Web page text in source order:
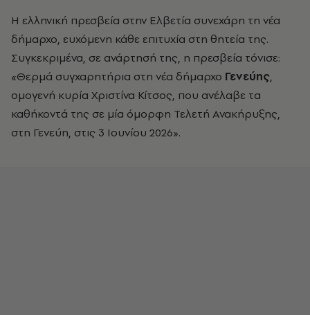
Η ελληνική πρεσβεία στην Ελβετία συνεχάρη τη νέα
δήμαρχο, ευχόμενη κάθε επιτυχία στη θητεία της.
Συγκεκριμένα, σε ανάρτησή της, η πρεσβεία τόνισε:
«Θερμά συγχαρητήρια στη νέα δήμαρχο Γενεύης,
ομογενή κυρία Χριστίνα Κίτσος, που ανέλαβε τα
καθήκοντά της σε μία όμορφη Τελετή Ανακήρυξης,
στη Γενεύη, στις 3 Ιουνίου 2026».